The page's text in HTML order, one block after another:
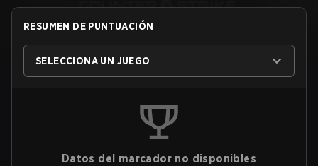
RESUMEN DE PUNTUACIÓN
SELECCIONA UN JUEGO
Datos del marcador no disponibles